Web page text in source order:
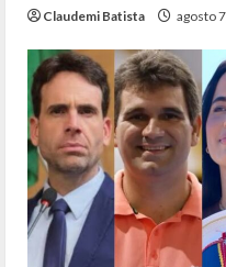
Claudemi Batista agosto